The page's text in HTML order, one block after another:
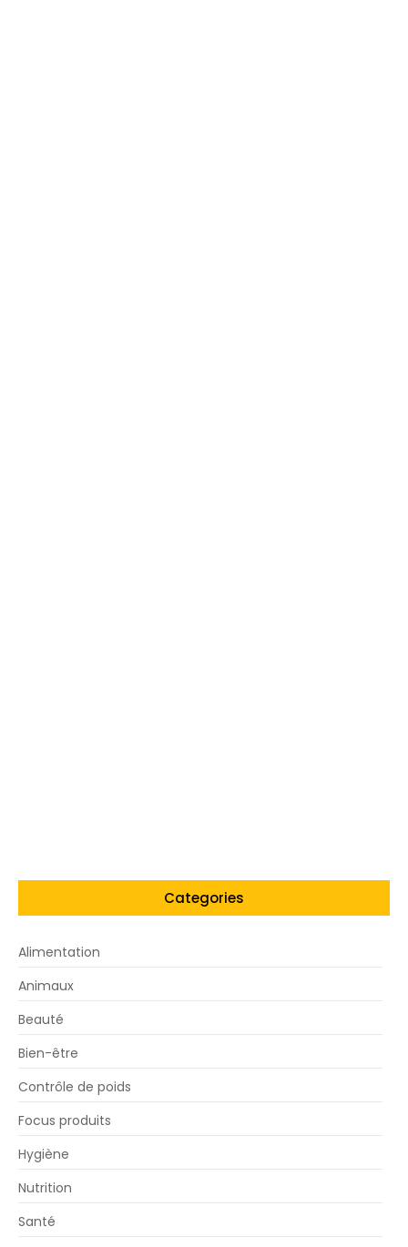
Categories
Alimentation
Animaux
Beauté
Bien-être
Contrôle de poids
Focus produits
Hygiène
Nutrition
Santé